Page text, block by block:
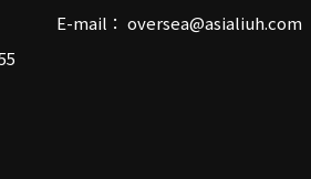
E-mail
oversea@asialiuh.com